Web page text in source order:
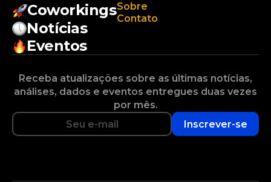
Coworkings
Notícias
Eventos
Sobre
Contato
Receba atualizações sobre as últimas notícias,
análises, dados e eventos entregues duas vezes
por mês.
Inscrever-se